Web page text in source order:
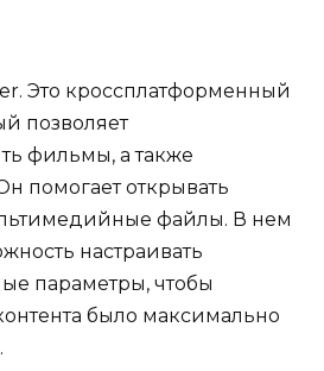
Это кроссплатформенный
позволяет
фильмы, а также
помогает открывать
файлы. В нем
настраивать
параметры, чтобы
было максимально